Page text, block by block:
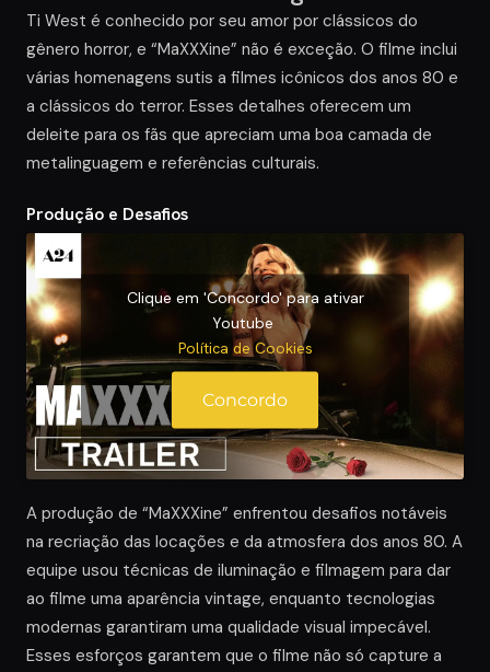
Ti West é conhecido por seu amor por clássicos do
gênero horror, e “MaXXXine” não é exceção. O filme inclui
várias homenagens sutis a filmes icônicos dos anos 80 e
a clássicos do terror. Esses detalhes oferecem um
deleite para os fãs que apreciam uma boa camada de
metalinguagem e referências culturais.
Produção e Desafios
Clique em 'Concordo' para ativar
Youtube
Política de Cookies
Concordo
A produção de “MaXXXine” enfrentou desafios notáveis
na recriação das locações e da atmosfera dos anos 80. A
equipe usou técnicas de iluminação e filmagem para dar
ao filme uma aparência vintage, enquanto tecnologias
modernas garantiram uma qualidade visual impecável.
Esses esforços garantem que o filme não só capture a